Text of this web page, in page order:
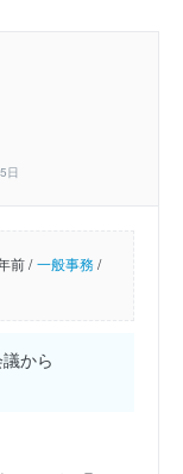
日
前 / 一般事務/
から